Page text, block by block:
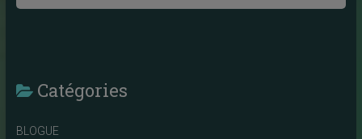
Catégories
BLOGUE